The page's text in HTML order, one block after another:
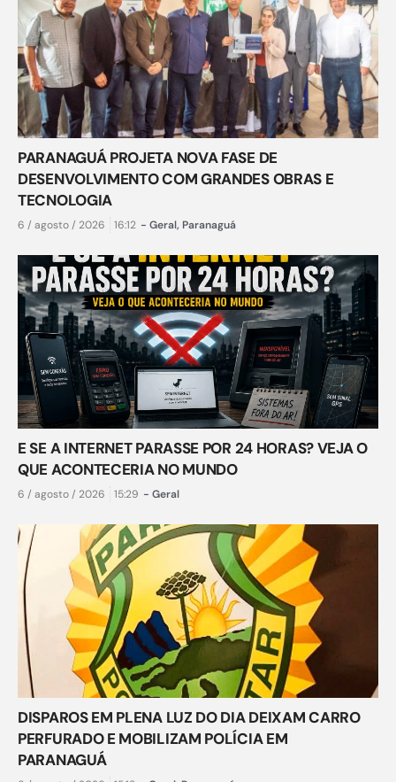
PARANAGUÁ PROJETA NOVA FASE DE
DESENVOLVIMENTO COM GRANDES OBRAS E
TECNOLOGIA
6 / agosto / 2026 16:12 - Geral, Paranaguá
E SE A INTERNET PARASSE POR 24 HORAS? VEJA O
QUE ACONTECERIA NO MUNDO
6 / agosto / 2026 15:29 - Geral
DISPAROS EM PLENA LUZ DO DIA DEIXAM CARRO
PERFURADO E MOBILIZAM POLÍCIA EM
PARANAGUÁ